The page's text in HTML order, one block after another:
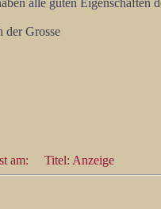
alle guten Eigenschaften
der Grosse
am: Titel: Anzeige